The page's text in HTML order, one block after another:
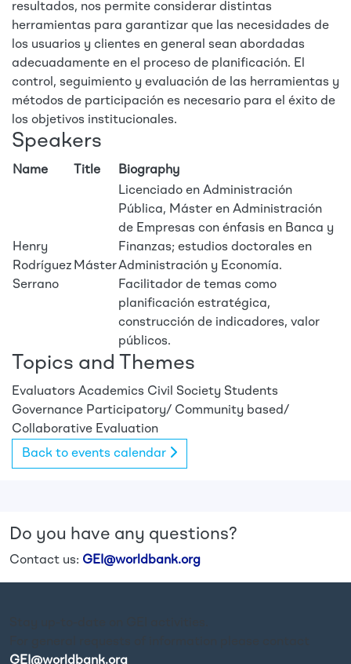
resultados, nos permite considerar distintas
herramientas para garantizar que las necesidades de
los usuarios y clientes en general sean abordadas
adecuadamente en el proceso de planificación. El
control, seguimiento y evaluación de las herramientas y
métodos de participación es necesario para el éxito de
los objetivos institucionales.
Speakers
Name Title Biography
Henry
Rodríguez
Serrano
Máster
Licenciado en Administración
Pública, Máster en Administración
de Empresas con énfasis en Banca y
Finanzas; estudios doctorales en
Administración y Economía.
Facilitador de temas como
planificación estratégica,
construcción de indicadores, valor
públicos.
Topics and Themes
Evaluators Academics Civil Society Students
Governance Participatory/ Community based/
Collaborative Evaluation
Back to events calendar
Do you have any questions?
Contact us: GEI@worldbank.org
GEI@worldbank.org